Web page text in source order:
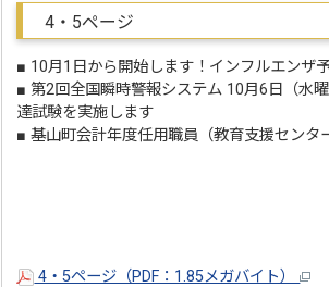
4・5ページ
■ 10月1日から開始します！インフルエンザ
■ 第2回全国瞬時警報システム 10月6日（水
達試験を実施します
■ 基山町会計年度任用職員（教育支援センタ
4・5ページ（PDF：1.85メガバイト）